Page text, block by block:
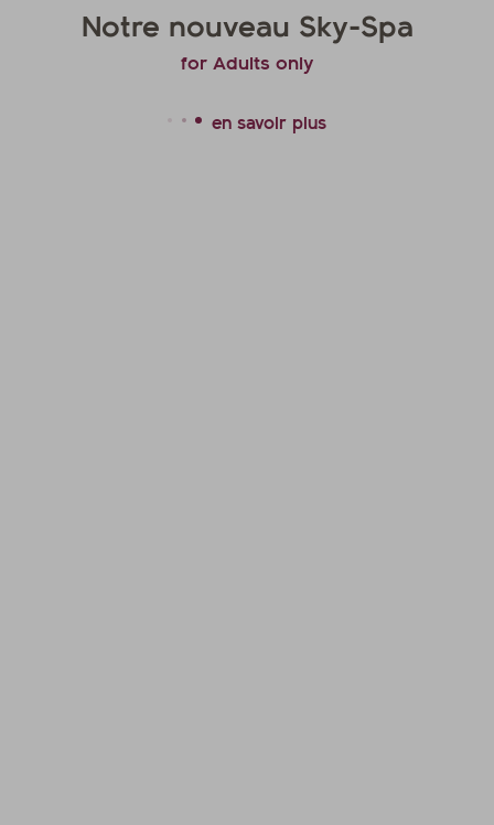
Notre nouveau Sky-Spa
for Adults only
en savoir plus